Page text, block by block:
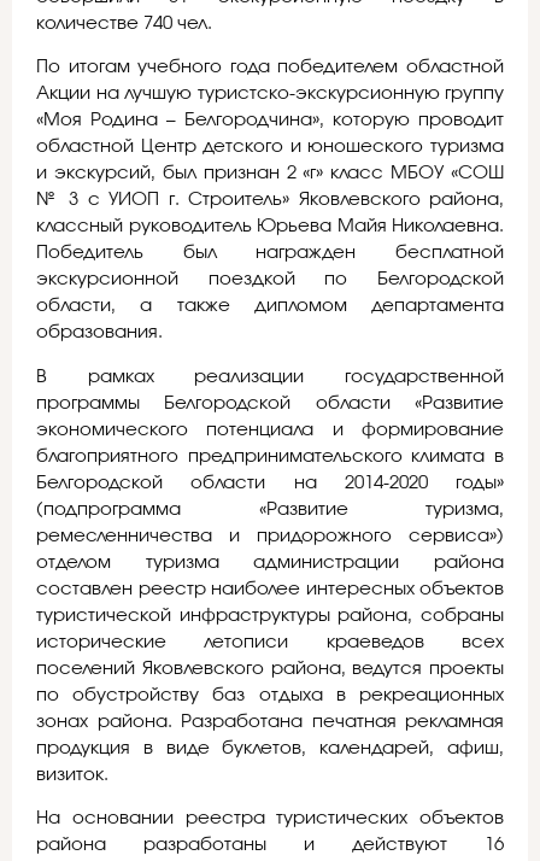
количестве 740 чел.
По итогам учебного года победителем областной
Акции на лучшую туристско-экскурсионную группу
«Моя Родина – Белгородчина», которую проводит
областной Центр детского и юношеского туризма
и экскурсий, был признан 2 «г» класс МБОУ «СОШ
№ 3 с УИОП г. Строитель» Яковлевского района,
классный руководитель Юрьева Майя Николаевна.
Победитель был награжден бесплатной
экскурсионной поездкой по Белгородской
области, а также дипломом департамента
образования.
В рамках реализации государственной
программы Белгородской области «Развитие
экономического потенциала и формирование
благоприятного предпринимательского климата в
Белгородской области на 2014-2020 годы»
(подпрограмма «Развитие туризма,
ремесленничества и придорожного сервиса»)
отделом туризма администрации района
составлен реестр наиболее интересных объектов
туристической инфраструктуры района, собраны
исторические летописи краеведов всех
поселений Яковлевского района, ведутся проекты
по обустройству баз отдыха в рекреационных
зонах района. Разработана печатная рекламная
продукция в виде буклетов, календарей, афиш,
визиток.
На основании реестра туристических объектов
района разработаны и действуют 16